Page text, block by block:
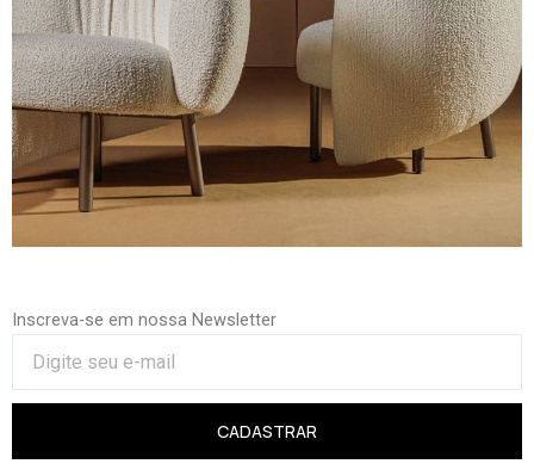
Inscreva-se em nossa Newsletter
CADASTRAR